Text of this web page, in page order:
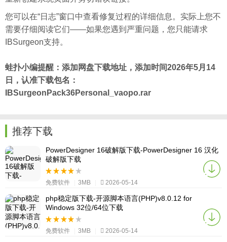
您可以在“日志”窗口中查看修复过程的详细信息。实际上您不
需要仔细阅读它们——如果您遇到严重问题，您只能请求
IBSurgeon支持。
蛙扑小编提醒：添加网盘下载地址，添加时间2026年5月14
日，认准下载包名：
IBSurgeonPack36Personal_vaopo.rar
推荐下载
PowerDesigner 16破解版下载-PowerDesigner 16 汉化
破解版下载
免费软件 3MB 2026-05-14
php稳定版下载-开源脚本语言(PHP)v8.0.12 for
Windows 32位/64位下载
免费软件 3MB 2026-05-14